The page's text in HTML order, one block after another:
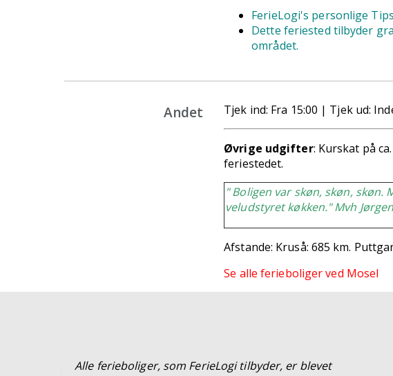
FerieLogi's personlige
Dette feriested tilbyder
området.
Andet Tjek ind: Fra 15:00 | Tjek ud:
Øvrige udgifter: Kurskat på
feriestedet.
" Boligen var skøn, skøn, skøn.
veludstyret køkken." Mvh
Afstande: Kruså: 685 km.
Se alle ferieboliger ved Mosel
Alle ferieboliger, som FerieLogi tilbyder, er blevet